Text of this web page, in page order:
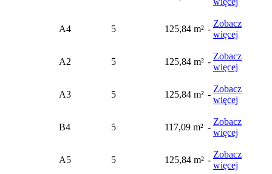
A4 5 125,84 m² -
Zobacz
więcej
A2 5 125,84 m² -
Zobacz
więcej
A3 5 125,84 m² -
Zobacz
więcej
B4 5 117,09 m² -
Zobacz
więcej
A5 5 125,84 m² -
Zobacz
więcej